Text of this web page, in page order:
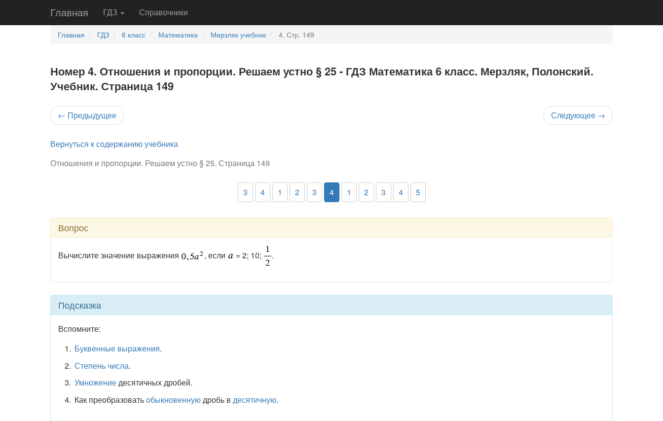
Главная ГДЗ Справочники
Главная ГДЗ 6 класс Математика Мерзляк учебник 4. Стр. 149
Номер 4. Отношения и пропорции. Решаем устно § 25 - ГДЗ Математика 6 класс. Мерзляк, Полонский.
Учебник. Страница 149
← Предыдущее Следующее →
Вернуться к содержанию учебника
Отношения и пропорции. Решаем устно § 25. Страница 149
3 4 1 2 3 4 1 2 3 4 5
Вопрос
Вычислите значение выражения , если = 2; 10; .
Подсказка
Вспомните:
Буквенные выражения.
Степень числа.
Умножениедесятичных дробей.
Как преобразоватьобыкновеннуюдробь в десятичную.